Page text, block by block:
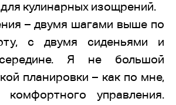
кулинарных изощрений.
– двумя шагами выше по
с двумя сиденьями и
Я не большой
планировки – как по мне,
управления.